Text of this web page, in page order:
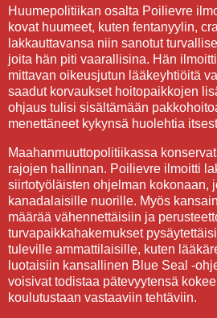
Huumepolitiikan osalta Poilievre
kovat huumeet, kuten fentanyylin,
lakkauttavansa niin sanotut
joita hän piti vaarallisina. Hän
mittavan oikeusjutun lääkeyhtiöitä
saadut korvaukset hoitopaikkojen
ohjaus tulisi sisältämään
menettäneet kykynsä huolehtia
Maahanmuuttopolitiikassa
rajojen hallinnan. Poilievre ilmoitti
siirtotyöläisten ohjelman kokonaan,
kanadalaisille nuorille. Myös
määrää vähennettäisiin ja
turvapaikkahakemukset
tuleville ammattilaisille, kuten
luotaisiin kansallinen Blue Seal -
voisivat todistaa pätevyytensä
koulutustaan vastaaviin tehtäviin.